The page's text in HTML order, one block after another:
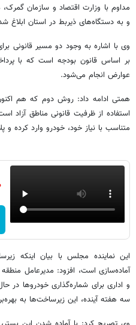
مداوم با وزارت اقتصاد و سازمان
و به دستگاه‌های ذیربط در استان ابلاغ
وی با اشاره به وجود دو مسیر قانونی
بر اساس قانون بودجه است که با
عوارض انجام می‌شود.
همتی ادامه داد: روش دوم که هم‌
استفاده از ظرفیت قانونی مناطق آزاد
متناسب با نیاز خود، خودرو وارد کرده و
این نماینده مجلس با بیان اینکه
آماده‌سازی است، افزود: مدیرعامل
و اداری برای شماره‌گذاری خودروها در
سه هفته آینده، این زیرساخت‌ها به